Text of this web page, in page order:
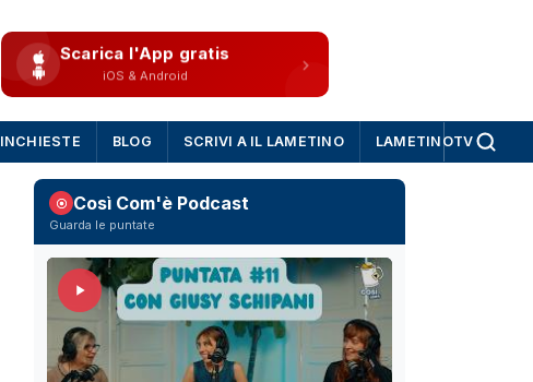
Scarica l'App gratis
iOS & Android
INCHIESTE BLOG SCRIVI A IL LAMETINO LAMETINOTV
Così Com'è Podcast
Guarda le puntate